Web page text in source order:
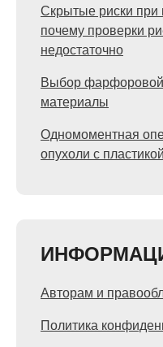
Скрытые риски при
почему проверки
недостаточно
Выбор
материалы
Одномоментная
опухоли с
Авторам и
Политика